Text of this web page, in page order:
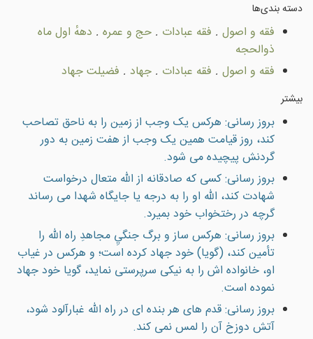
دسته بندى‌ها
فقه و اصول . فقه عبادات . حج و عمره . دههٔ اول ماه
ذوالحجه
فقه و اصول . فقه عبادات . جهاد . فضيلت جهاد
بیشتر
بروز رسانی: هرکس يک وجب از زمين را به ناحق تصاحب
کند، روز قيامت همين يک وجب از هفت زمين به دور
گردنش پيچيده می شود.
بروز رسانی: کسی که صادقانه از الله متعال درخواست
شهادت کند، الله او را به درجه يا جايگاه شهدا می رساند
گرچه در رختخواب خود بميرد.
بروز رسانی: هرکس ساز و برگ جنگيِ مجاهدِ راه الله را
تأمين کند، (گويا) خود جهاد کرده است؛ و هرکس در غياب
او، خانواده اش را به نيکی سرپرستی نمايد، گويا خود جهاد
نموده است.
بروز رسانی: قدم های هر بنده ای در راه الله غبارآلود شود،
آتش دوزخ آن را لمس نمی کند.